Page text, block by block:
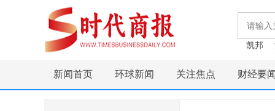
凯邦
新闻首页 环球新闻 关注焦点 财经要